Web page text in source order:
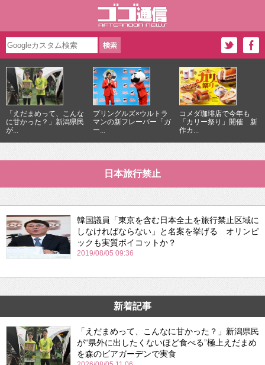
「えだまめって、こんな
に甘かった？」新潟県民
が...
プリングルズ×ウルトラ
マンの新フレーバー「ガ
ー...
コメダ珈琲店で今年も
「カリー祭り」開催 新
作カ...
日本旅行禁止
韓国議員「東京を含む日本全土を旅行禁止区域に
しなければならない」と名案を挙げる オリンピ
ックも実質ボイコットか？
2019/08/05 09:36
新着記事
「えだまめって、こんなに甘かった？」新潟県民
が“県外に出したくないほど食べる”極上えだまめ
を森のビアガーデンで実食